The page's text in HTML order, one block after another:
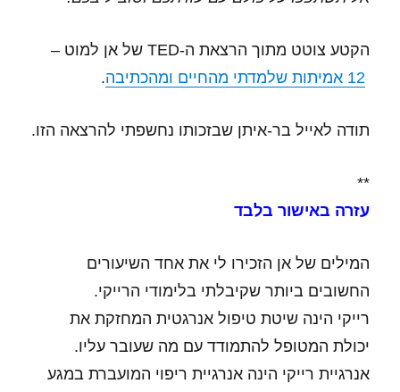
הקטע צוטט מתוך הרצאת ה-TED של אן למוט –
12 אמיתות שלמדתי מהחיים ומהכתיבה
.
תודה לאייל בר-איתן שבזכותו נחשפתי להרצאה הזו.
**
עזרה באישור בלבד
המילים של אן הזכירו לי את אחד השיעורים
החשובים ביותר שקיבלתי בלימודי הרייקי.
רייקי הינה שיטת טיפול אנרגטית המחזקת את
יכולת המטופל להתמודד עם מה שעובר עליו.
אנרגיית רייקי הינה אנרגיית ריפוי המועברת במגע